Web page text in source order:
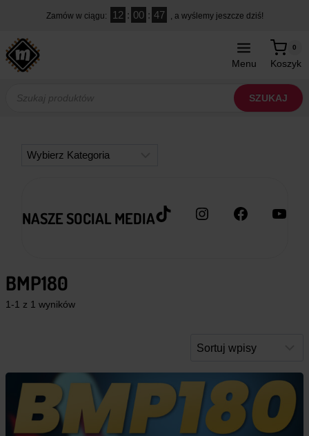
treści
Zamów w ciągu: 12 : 00 : 46 , a wyślemy jeszcze dziś!
Menu Koszyk
0
produktów
SZUKAJ
Kategorie
NASZE SOCIAL MEDIATikTokInstagramFacebook
BMP180
1-1 z 1 wyników